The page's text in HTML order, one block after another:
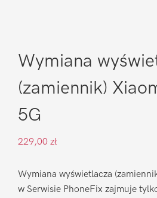
Wymiana
(zamiennik)
5G
229,00 zł
Wymiana wyświetlacza
w Serwisie PhoneFix zajmuje